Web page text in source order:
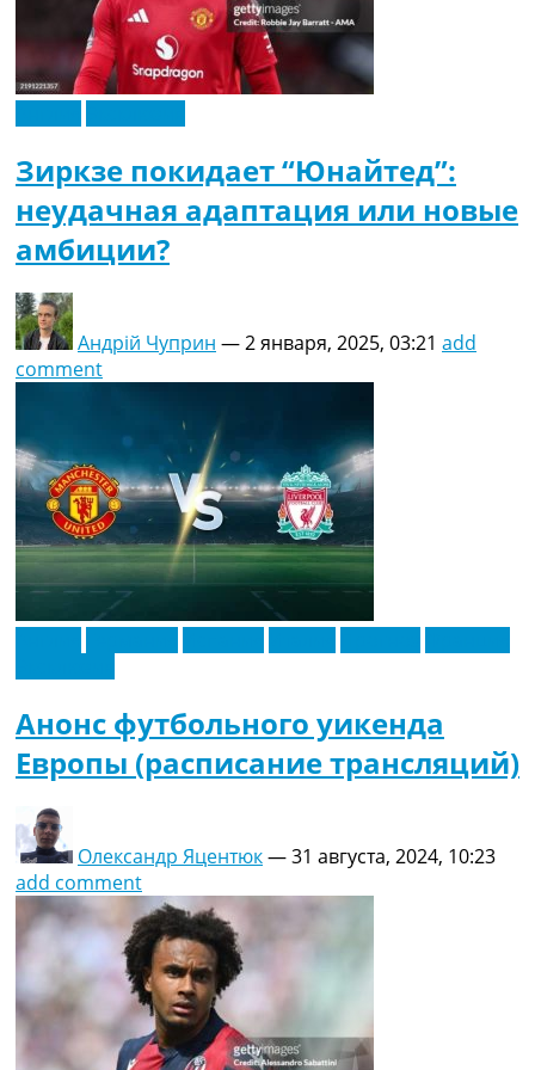
Зиркзе покидает “Юнайтед”:
неудачная адаптация или новые
амбиции?
Андрій Чуприн —2 января, 2025, 03:21 add
comment
Анонс футбольного уикенда
Европы (расписание трансляций)
Олександр Яцентюк—31 августа, 2024, 10:23
add comment